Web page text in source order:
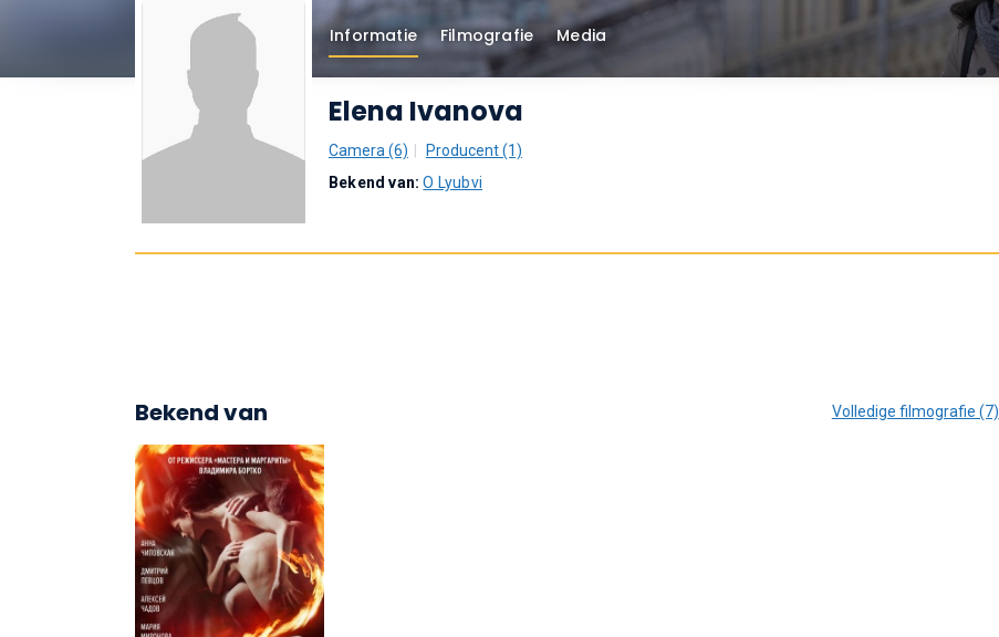
Informatie Filmografie Media
Elena Ivanova
Camera (6)
Producent (1)
Bekend van:O Lyubvi
Bekend van Volledige filmografie (7)